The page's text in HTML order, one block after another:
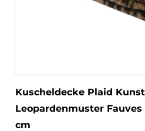
Kuscheldecke Plaid
Leopardenmuster Fauves
cm